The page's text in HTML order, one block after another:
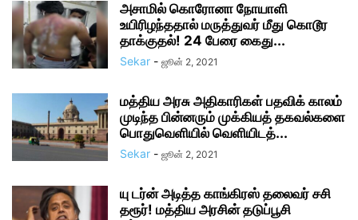
அசாமில் கொரோனா நோயாளி
உயிரிழந்ததால் மருத்துவர் மீது கொடூர
தாக்குதல்! 24 பேரை கைது...
Sekar - ஜூன் 2, 2021
மத்திய அரசு அதிகாரிகள் பதவிக் காலம்
முடிந்த பின்னரும் முக்கியத் தகவல்களை
பொதுவெளியில் வெளியிடத்...
Sekar - ஜூன் 2, 2021
யு டர்ன் அடித்த காங்கிரஸ் தலைவர் சசி
தரூர்! மத்திய அரசின் தடுப்பூசி